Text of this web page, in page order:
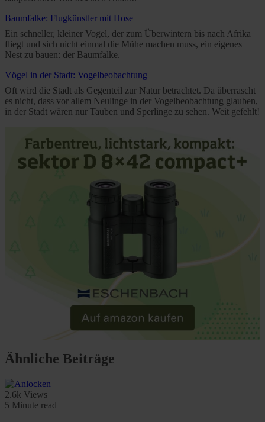
Further information on the procedures used and your
Privacy Policy
Baumfalke: Flugkünstler mit Hose
Ein schneller, kleiner Vogel, der zum Überwintern bis nach Afrika
fliegt und sich nicht einmal die Mühe machen muss, ein eigenes
Nest zu bauen: der Baumfalke.
Vögel in der Stadt: Vogelbeobachtung
Oft wird die Stadt als Gegenteil zur Natur betrachtet. Da überrascht
es nicht, dass vor allem Neulinge in der Vogelbeobachtung glauben,
in der Stadt wären nur Tauben und Sperlinge zu sehen. Weit gefehlt!
Ähnliche Beiträge
2.6k Views
5 Minute read